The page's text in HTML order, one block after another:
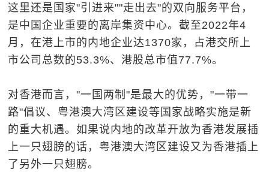
这里还是国家"引进来""走出去"的双向服务平台，
是中国企业重要的离岸集资中心。截至2022年4
月，在港上市的内地企业达1370家，占港交所上
市公司总数的53.3%、港股总市值77.7%。
对香港而言，"一国两制"是最大的优势，"一带一
路"倡议、粤港澳大湾区建设等国家战略实施是新
的重大机遇。如果说内地的改革开放为香港发展插
上一只翅膀的话，粤港澳大湾区建设又为香港插上
了另外一只翅膀。